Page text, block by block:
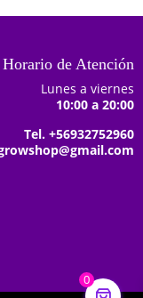
Horario de Atención
Lunes a viernes
10:00 a 20:00
Tel. +56932752960
0